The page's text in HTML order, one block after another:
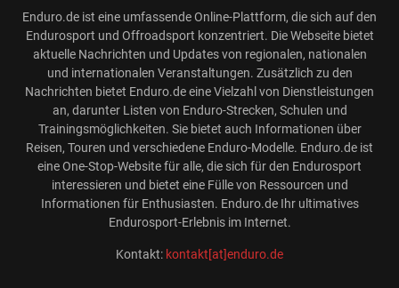
Enduro.de ist eine umfassende Online-Plattform, die sich auf den
Endurosport und Offroadsport konzentriert. Die Webseite bietet
aktuelle Nachrichten und Updates von regionalen, nationalen
und internationalen Veranstaltungen. Zusätzlich zu den
Nachrichten bietet Enduro.de eine Vielzahl von Dienstleistungen
an, darunter Listen von Enduro-Strecken, Schulen und
Trainingsmöglichkeiten. Sie bietet auch Informationen über
Reisen, Touren und verschiedene Enduro-Modelle. Enduro.de ist
eine One-Stop-Website für alle, die sich für den Endurosport
interessieren und bietet eine Fülle von Ressourcen und
Informationen für Enthusiasten. Enduro.de Ihr ultimatives
Endurosport-Erlebnis im Internet.
Kontakt: kontakt[at]enduro.de